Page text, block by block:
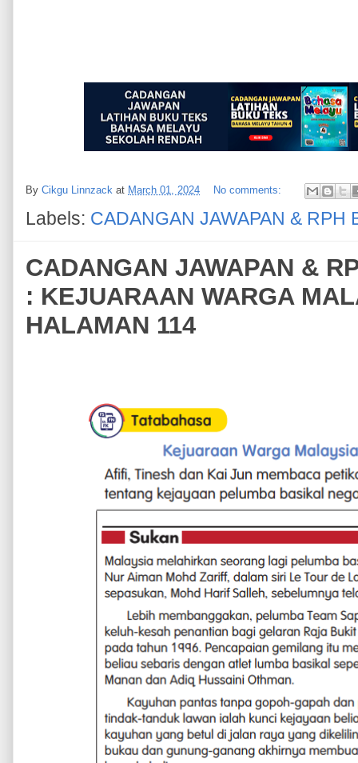
By Cikgu Linnzack at March 01, 2024 No comments:
Labels: CADANGAN JAWAPAN & RPH
CADANGAN JAWAPAN &
: KEJUARAAN WARGA
HALAMAN 114